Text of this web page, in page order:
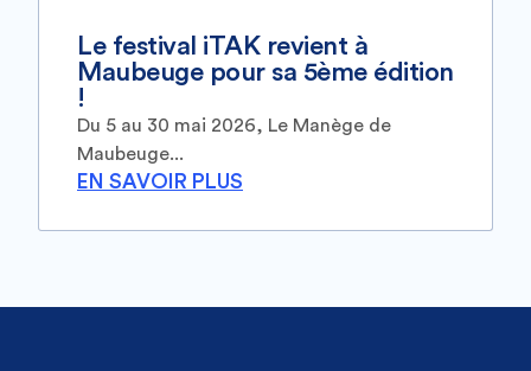
Le festival iTAK revient à
Maubeuge pour sa 5ème édition
!
Du 5 au 30 mai 2026, Le Manège de
Maubeuge...
EN SAVOIR PLUS